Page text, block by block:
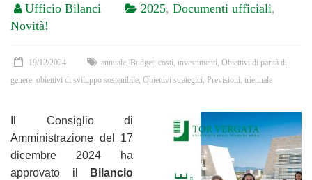
Ufficio Bilanci 2025, Documenti ufficiali,
Novità!
19/12/2024 annuale Budget costi investimenti Obiettivi di parità di
genere obiettivi di sviluppo sostenibile Obiettivi strategici Previsioni triennale
Il Consiglio di
Amministrazione del 17
dicembre 2024 ha
approvato il
Bilancio